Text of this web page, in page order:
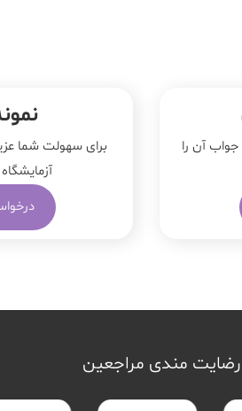
آن را
برای سهولت شما
رضایت مندی مراجعین